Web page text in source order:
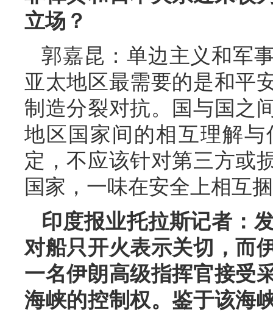
立场？
郭嘉昆：单边主义和军
亚太地区最需要的是和平
制造分裂对抗。国与国之
地区国家间的相互理解
定，不应该针对第三方或
国家，一味在安全上相互
印度报业托拉斯记者：
对船只开火表示关切，而
一名伊朗高级指挥官接受
海峡的控制权。鉴于该海